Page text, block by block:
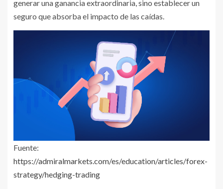
generar una ganancia extraordinaria, sino establecer un
seguro que absorba el impacto de las caídas.
Fuente:
https://admiralmarkets.com/es/education/articles/forex-
strategy/hedging-trading